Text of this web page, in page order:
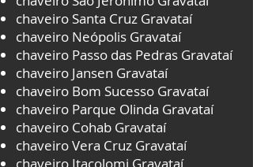
chaveiro Santa Cruz Gravataí
chaveiro Neópolis Gravataí
chaveiro Passo das Pedras Gravataí
chaveiro Jansen Gravataí
chaveiro Bom Sucesso Gravataí
chaveiro Parque Olinda Gravataí
chaveiro Cohab Gravataí
chaveiro Vera Cruz Gravataí